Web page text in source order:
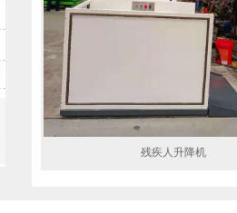
残疾人升降机